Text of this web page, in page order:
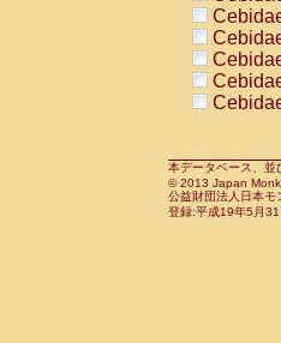
本データベース、並
© 2013 Japan
公益財団法人日本
登録:平成19年5月